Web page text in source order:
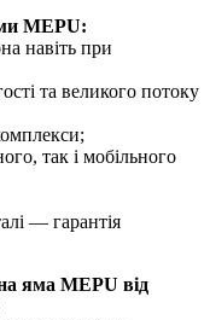
MEPU:
навіть при
та великого потоку
так і мобільного
— гарантія
яма MEPU від